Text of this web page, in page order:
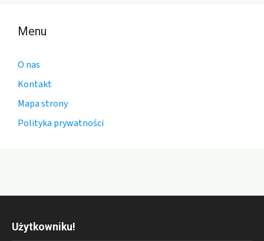
Menu
O nas
Kontakt
Mapa strony
Polityka prywatności
Użytkowniku!